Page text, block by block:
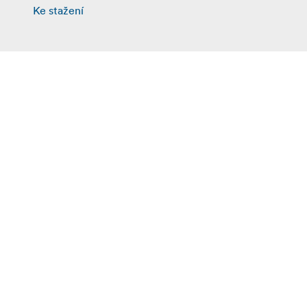
Ke stažení